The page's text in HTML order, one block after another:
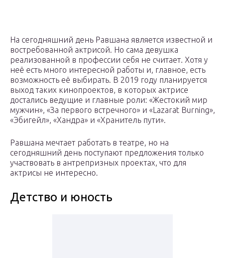
На сегодняшний день Равшана является известной и
востребованной актрисой. Но сама девушка
реализованной в профессии себя не считает. Хотя у
неё есть много интересной работы и, главное, есть
возможность её выбирать. В 2019 году планируется
выход таких кинопроектов, в которых актрисе
достались ведущие и главные роли: «Жестокий мир
мужчин», «За первого встречного» и «Lazarat Burning»,
«Эбигейл», «Хандра» и «Хранитель пути».
Равшана мечтает работать в театре, но на
сегодняшний день поступают предложения только
участвовать в антрепризных проектах, что для
актрисы не интересно.
Детство и юность